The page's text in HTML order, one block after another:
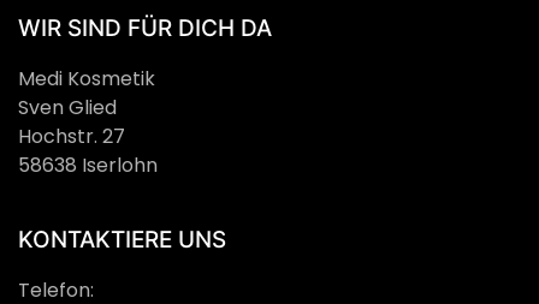
WIR SIND FÜR DICH DA
Medi Kosmetik
Sven Glied
Hochstr. 27
58638 Iserlohn
KONTAKTIERE UNS
Telefon: